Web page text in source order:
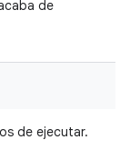
de
de ejecutar.